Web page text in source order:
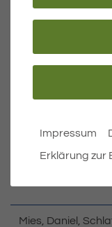
Gebhard,
Eriskirch
Käppeler, Gabriel,
Mies, Daniel,
Impressum
Erklärung zur